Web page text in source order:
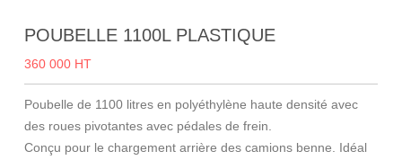
POUBELLE 1100L PLASTIQUE
360 000 HT
Poubelle de 1100 litres en polyéthylène haute densité avec
des roues pivotantes avec pédales de frein.
Conçu pour le chargement arrière des camions benne. Idéal